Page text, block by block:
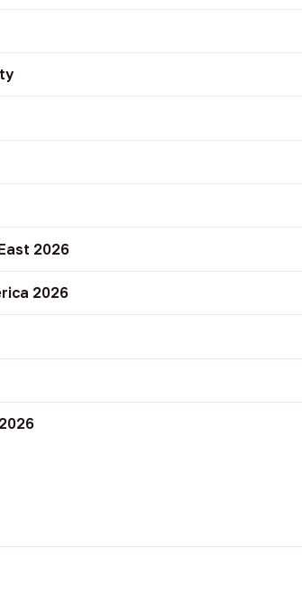
2026
2026